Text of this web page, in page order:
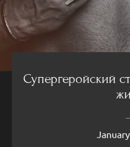
Супергеройский